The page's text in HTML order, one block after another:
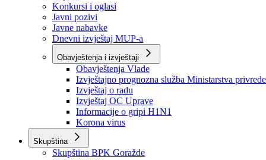
Sve vijesti
Izdvojeno
Najave
Konkursi i oglasi
Javni pozivi
Javne nabavke
Dnevni izvještaj MUP-a
Obavještenja i izvještaji
Obavještenja Vlade
Izvještajno prognozna služba Ministarstva privrede
Izvještaj o radu
Izvještaj OC Uprave
Informacije o gripi H1N1
Korona virus